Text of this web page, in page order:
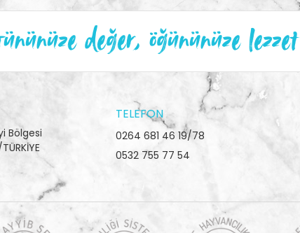
değer, öğününüze
Bölgesi
TELEFON
0264 681 46 19/78
0532 755 77 54